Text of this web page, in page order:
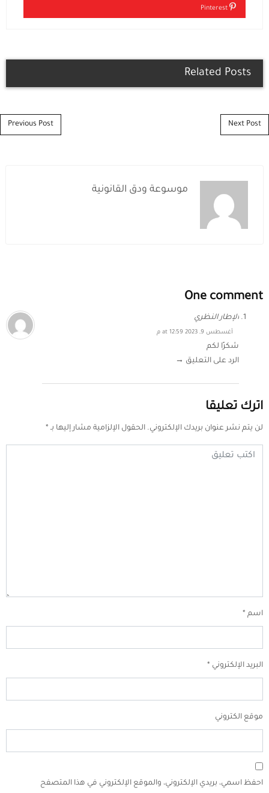
Related Posts
Post navigation
Previous Post Next Post
موسوعة ودق القانونية
One comment
الإطار النظري
أغسطس 9, 2023 at 12:59 م
شكرًا لكم
الرد على التعليق →
اترك تعليقا
لن يتم نشر عنوان بريدك الإلكتروني. الحقول الإلزامية مشار إليها بـ *
اسم *
البريد الإلكتروني *
موقع الكتروني
احفظ اسمي، بريدي الإلكتروني، والموقع الإلكتروني في هذا المتصفح